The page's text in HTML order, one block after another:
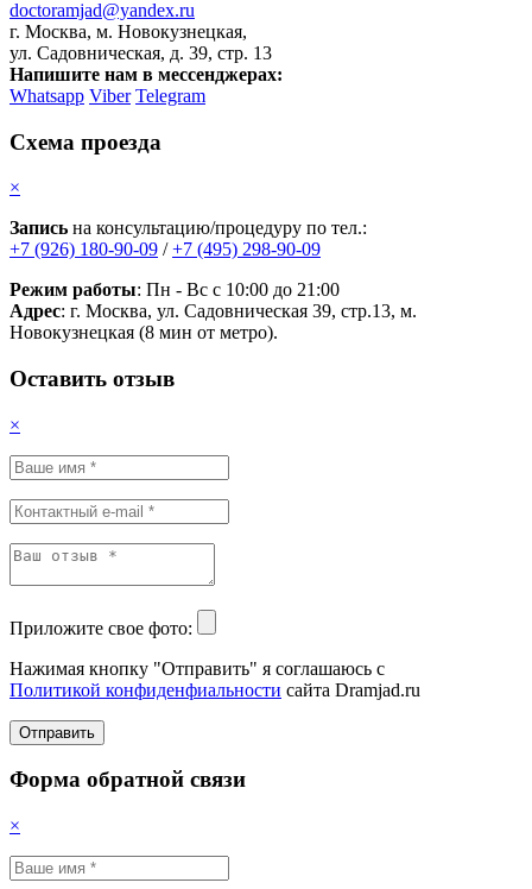
doctoramjad@yandex.ru
г. Москва, м. Новокузнецкая,
ул. Садовническая, д. 39, стр. 13
Напишите нам в мессенджерах:
Whatsapp Viber Telegram
Схема проезда
×
Запись на консультацию/процедуру по тел.:
+7 (926) 180-90-09 /+7 (495) 298-90-09
Режим работы: Пн - Вс с 10:00 до 21:00
Адрес: г. Москва, ул. Садовническая 39, стр.13, м.
Новокузнецкая (8 мин от метро).
Оставить отзыв
×
Приложите свое фото:
Нажимая кнопку "Отправить" я соглашаюсь с
Политикой конфиденфиальности сайта Dramjad.ru
Отправить
Форма обратной связи
×